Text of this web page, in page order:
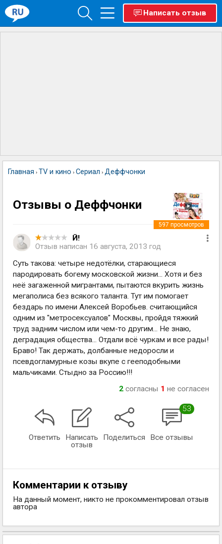
Написать отзыв
Главная › TV и кино › Сериал › Деффчонки
Отзывы о Деффчонки
Й!
Отзыв написан 16 августа, 2013 год
597 просмотров
Суть такова: четыре недотёлки, старающиеся
пародировать богему московской жизни... Хотя и без
неё загаженной мигрантами, пытаются вкурить жизнь
мегаполиса без всякого таланта. Тут им помогает
бездарь по имени Алексей Воробьев. считающийся
одним из "метросексуалов" Москвы, пройдя тяжкий
труд задним числом или чем-то другим... Не знаю,
деградация общества... Отдали всё чуркам и все рады!
Браво! Так держать, долбанные недоросли и
псевдогламурные козы вкупе с гееподобными
мальчиками. Стыдно за Россию!!!
2 согласны 1 не согласен
Ответить
Написать
отзыв
Поделиться
53
Все отзывы
Комментарии к отзыву
На данный момент, никто не прокомментировал отзыв
автора